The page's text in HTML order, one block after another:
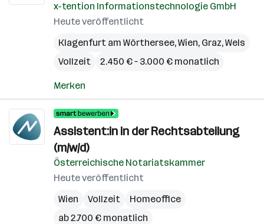
x-tention Informationstechnologie GmbH
Heute veröffentlicht
Klagenfurt am Wörthersee,Wien, Graz,Wels
Vollzeit
2.450 € – 3.000 € monatlich
Merken
Assistent:in in der Rechtsabteilung
(m/w/d)
Österreichische Notariatskammer
Heute veröffentlicht
Wien
Vollzeit
Homeoffice
ab 2.700 € monatlich